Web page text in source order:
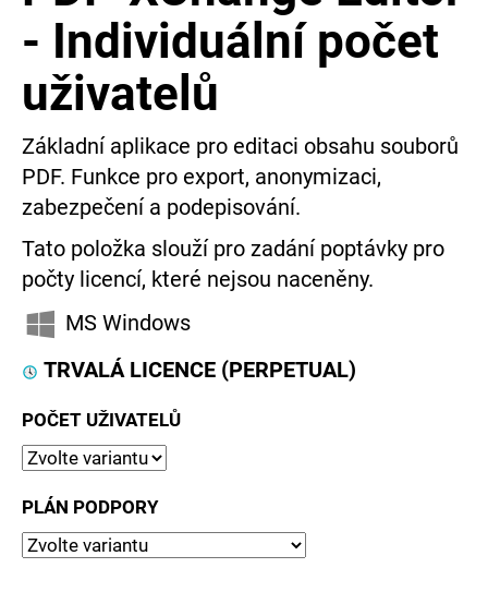
- Individuální počet
uživatelů
Základní aplikace pro editaci obsahu souborů
PDF. Funkce pro export, anonymizaci,
zabezpečení a podepisování.
Tato položka slouží pro zadání poptávky pro
počty licencí, které nejsou naceněny.
MS Windows
TRVALÁ LICENCE (PERPETUAL)
POČET UŽIVATELŮ
PLÁN PODPORY
e
n
a
j
í
t
?
D